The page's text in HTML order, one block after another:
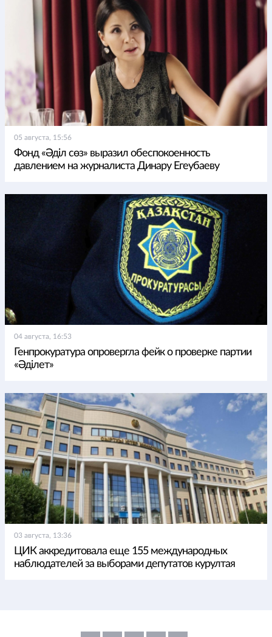
05 августа, 15:56
Фонд «Әділ сөз» выразил обеспокоенность
давлением на журналиста Динару Егеубаеву
04 августа, 16:53
Генпрокуратура опровергла фейк о проверке партии
«Әділет»
03 августа, 13:36
ЦИК аккредитовала еще 155 международных
наблюдателей за выборами депутатов курултая